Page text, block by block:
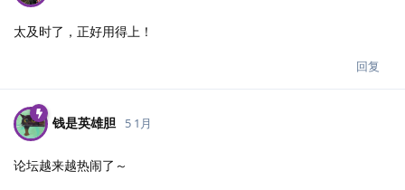
太及时了，正好用得上！
回复
钱是英雄胆 5 1月
论坛越来越热闹了～